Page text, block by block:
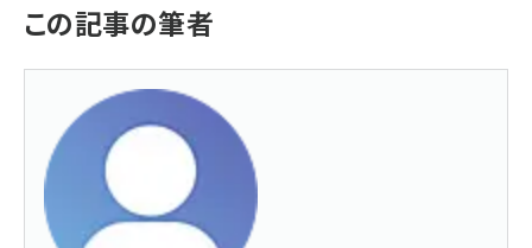
この記事の筆者